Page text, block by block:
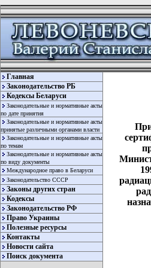
Главная
Законодательство РБ
Кодексы Беларуси
Законодательные и нормативные акты
по дате принятия
Законодательные и нормативные акты
принятые различными органами власти
Законодательные и нормативные акты
по темам
Законодательные и нормативные акты
по виду документы
Международное право в Беларуси
Законодательство СССР
Законы других стран
Кодексы
Законодательство РФ
Право Украины
Полезные ресурсы
Контакты
Новости сайта
Поиск документа